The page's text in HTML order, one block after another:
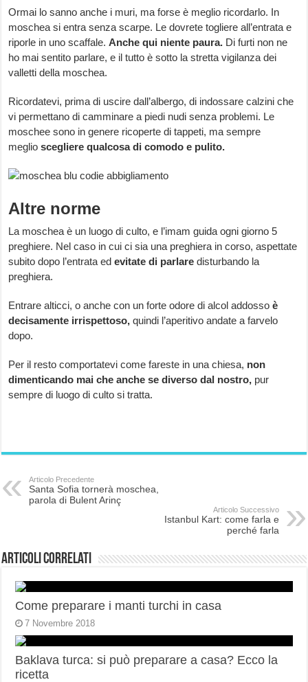
Ormai lo sanno anche i muri, ma forse è meglio ricordarlo. In
moschea si entra senza scarpe. Le dovrete togliere all’entrata e
riporle in uno scaffale.Anche qui niente paura. Di furti non ne
ho mai sentito parlare, e il tutto è sotto la stretta vigilanza dei
valletti della moschea.
Ricordatevi, prima di uscire dall’albergo, di indossare calzini che
vi permettano di camminare a piedi nudi senza problemi. Le
moschee sono in genere ricoperte di tappeti, ma sempre
meglioscegliere qualcosa di comodo e pulito.
Altre norme
La moschea è un luogo di culto, e l’imam guida ogni giorno 5
preghiere. Nel caso in cui ci sia una preghiera in corso, aspettate
subito dopo l’entrata edevitate di parlaredisturbando la
preghiera.
Entrare alticci, o anche con un forte odore di alcol addossoè
decisamente irrispettoso,quindi l’aperitivo andate a farvelo
dopo.
Per il resto comportatevi come fareste in una chiesa, non
dimenticando mai che anche se diverso dal nostro, pur
sempre di luogo di culto si tratta.
Articolo Precedente
Santa Sofia tornerà moschea,
parola di Bulent Arinç
Articolo Successivo
Istanbul Kart: come farla e
perché farla
Articoli correlati
Come preparare i manti turchi in casa
7 Novembre 2018
Baklava turca: si può preparare a casa? Ecco la
ricetta